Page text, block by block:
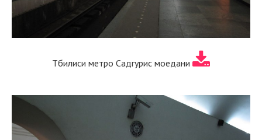
Тбилиси метро Садгурис моедани